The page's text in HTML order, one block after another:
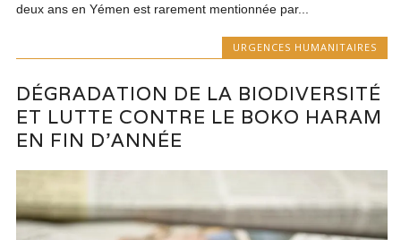
deux ans en Yémen est rarement mentionnée par...
URGENCES HUMANITAIRES
DÉGRADATION DE LA BIODIVERSITÉ
ET LUTTE CONTRE LE BOKO HARAM
EN FIN D’ANNÉE